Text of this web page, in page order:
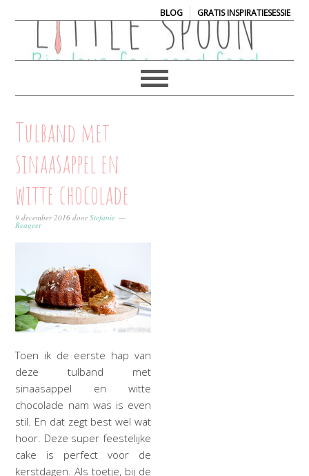
BLOG| GRATIS INSPIRATIESESSIE
Tulband met
sinaasappel en
witte chocolade
9 december 2016 doorStefanie
Reageer
Toen ik de eerste hap van
deze tulband met
sinaasappel en witte
chocolade nam was is even
stil. En dat zegt best wel wat
hoor. Deze super feestelijke
cake is perfect voor de
kerstdagen. Als toetje, bij de